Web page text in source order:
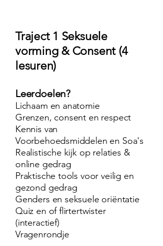
Traject 1 Seksuele
vorming & Consent (4
lesuren)
Leerdoelen?
Lichaam en anatomie
Grenzen, consent en respect
Kennis van
Voorbehoedsmiddelen en Soa's
Realistische kijk op relaties &
online gedrag
Praktische tools voor veilig en
gezond gedrag
Genders en seksuele oriëntatie
Quiz en of flirtertwister
(interactief)
Vragenrondje